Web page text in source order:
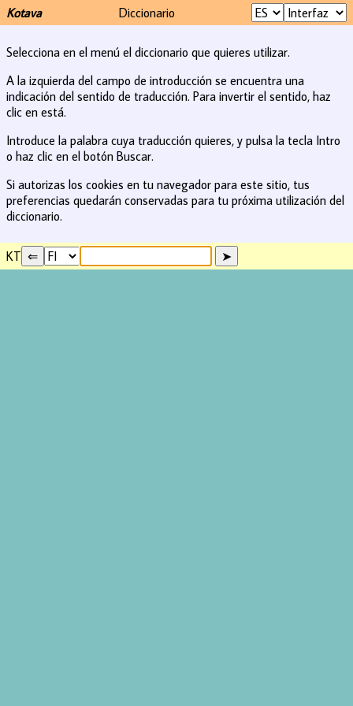
Kotava Diccionario
Selecciona en el menú el diccionario que quieres utilizar.
A la izquierda del campo de introducción se encuentra una
indicación del sentido de traducción. Para invertir el sentido, haz
clic en está.
Introduce la palabra cuya traducción quieres, y pulsa la tecla Intro
o haz clic en el botón Buscar.
Si autorizas los cookies en tu navegador para este sitio, tus
preferencias quedarán conservadas para tu próxima utilización del
diccionario.
KT